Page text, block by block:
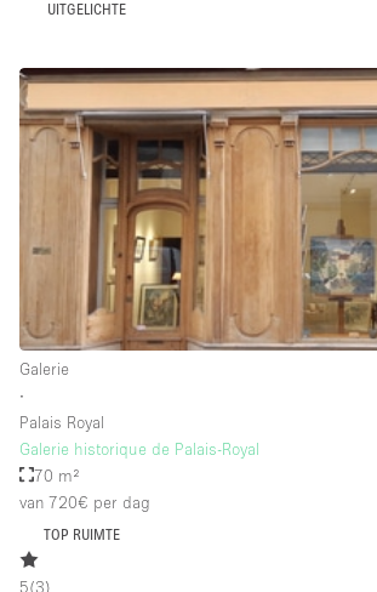
Smoking Area
Soundproof
Straatniveau
Terrace
Toegankelijk voor mensen met handicap
Toiletten
Toonbanken
Verwarming
Water Access
UITGELICHTE
Galerie
∙
Palais Royal
Galerie historique de Palais-Royal
70 m²
van 720€ per dag
TOP RUIMTE
5(3)